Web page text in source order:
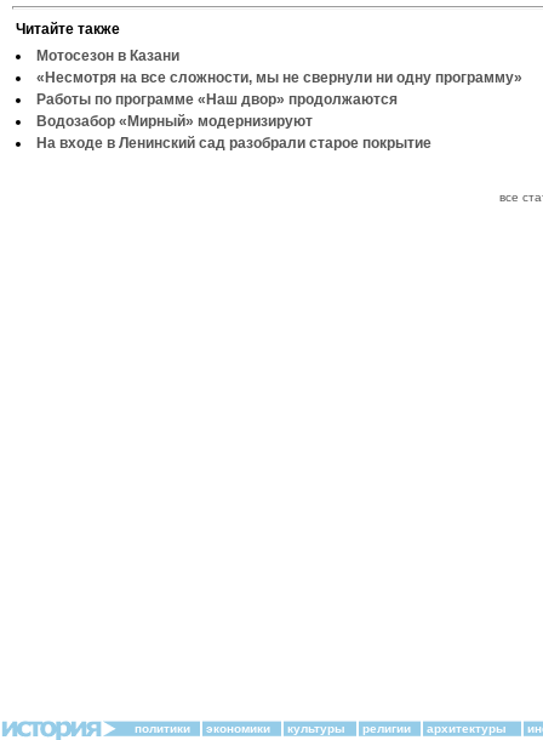
Читайте также
Мотосезон в Казани
«Несмотря на все сложности, мы не свернули ни одну программу»
Работы по программе «Наш двор» продолжаются
Водозабор «Мирный» модернизируют
На входе в Ленинский сад разобрали старое покрытие
все
политики экономики культуры религии архитектуры